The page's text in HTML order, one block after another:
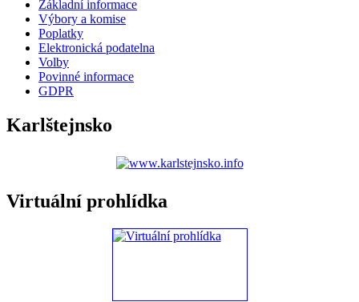
Základní informace
Výbory a komise
Poplatky
Elektronická podatelna
Volby
Povinné informace
GDPR
Karlštejnsko
Virtuální prohlídka